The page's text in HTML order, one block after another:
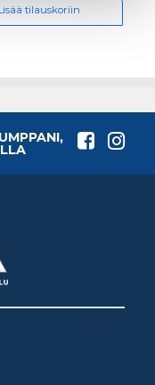
tilauskoriin